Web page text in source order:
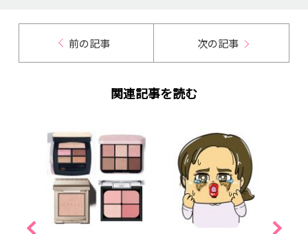
前の記事 次の記事
関連記事を読む